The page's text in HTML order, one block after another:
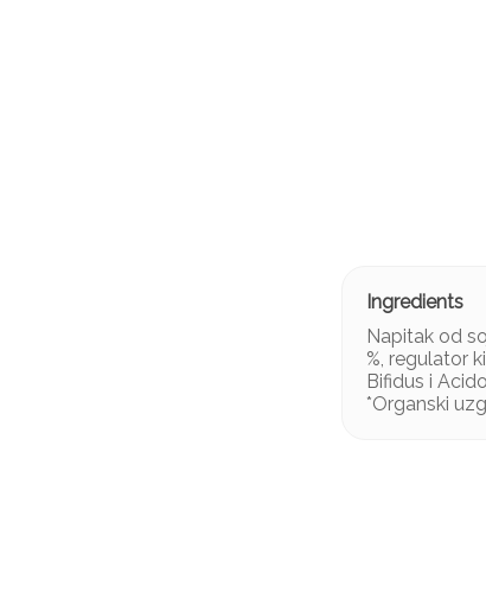
Napitak od
%, regulator
Bifidus i
*Organski